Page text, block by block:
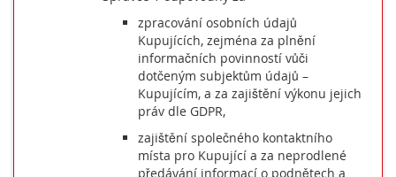
zpracování osobních údajů
Kupujících, zejména za plnění
informačních povinností vůči
dotčeným subjektům údajů –
Kupujícím, a za zajištění výkonu jejich
práv dle GDPR,
zajištění společného kontaktního
místa pro Kupující a za neprodlené
předávání informací o podnětech a